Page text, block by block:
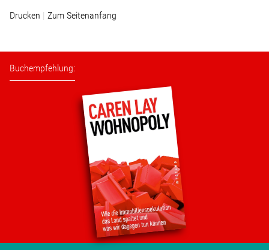
Mediathek
Lebenslauf
Wohnopoly
Drucken Zum Seitenanfang
Buchempfehlung: